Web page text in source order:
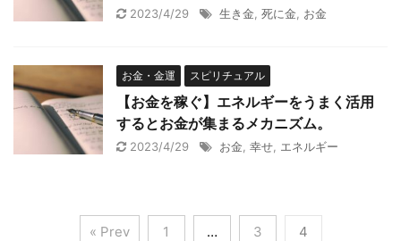
2023/4/29 生き金 死に金 お金
お金・金運 スピリチュアル
【お金を稼ぐ】エネルギーをうまく活用
するとお金が集まるメカニズム。
2023/4/29 お金 幸せ エネルギー
« Prev 1 … 3 4